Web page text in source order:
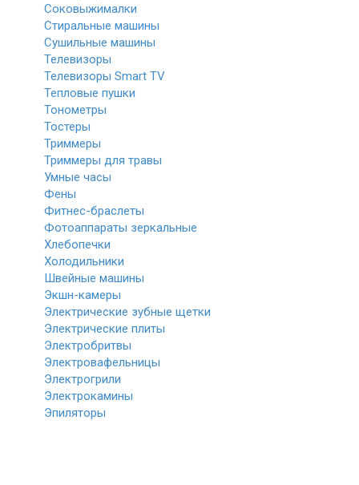
Соковыжималки
Стиральные машины
Сушильные машины
Телевизоры
Телевизоры Smart TV
Тепловые пушки
Тонометры
Тостеры
Триммеры
Триммеры для травы
Умные часы
Фены
Фитнес-браслеты
Фотоаппараты зеркальные
Хлебопечки
Холодильники
Швейные машины
Экшн-камеры
Электрические зубные щетки
Электрические плиты
Электробритвы
Электровафельницы
Электрогрили
Электрокамины
Эпиляторы